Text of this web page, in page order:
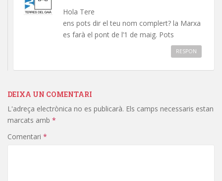
Hola Tere
ens pots dir el teu nom complert? la Marxa
es farà el pont de l’1 de maig. Pots
RESPON
DEIXA UN COMENTARI
L'adreça electrònica no es publicarà. Els camps necessaris estan
marcats amb *
Comentari *